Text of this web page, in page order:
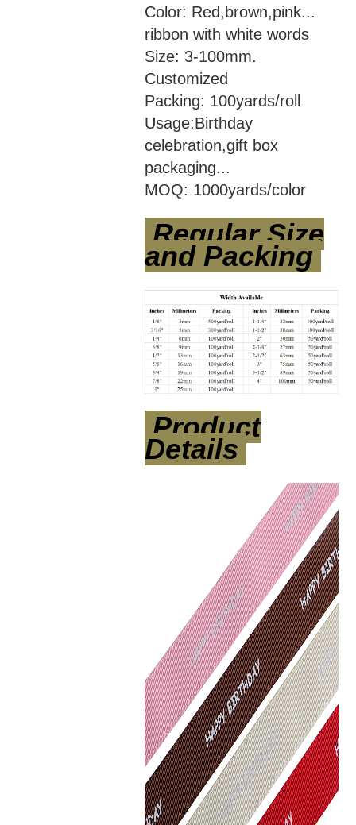
Color: Red,brown,pink...
ribbon with white words
Size: 3-100mm.
Customized
Packing: 100yards/roll
Usage:Birthday
celebration,gift box
packaging...
MOQ: 1000yards/color
Regular Size
and Packing
Product
Details